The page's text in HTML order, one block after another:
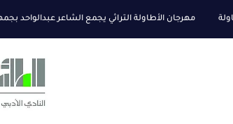
مهرجان الأطاولة التراثي يجمع الشاعر عبدالواحد
القيمة الأدبية بين استحقاق النص وسلطة
في رواية : ( على كف رتويت ) للدكتورة زينب الخضيري